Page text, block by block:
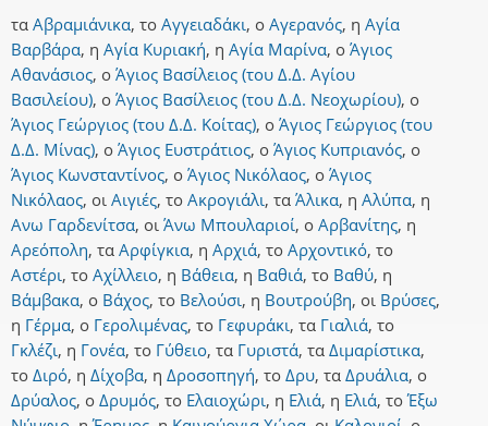
τα Αβραμιάνικα, το Αγγειαδάκι, ο Αγερανός, η Αγία
Βαρβάρα, η Αγία Κυριακή, η Αγία Μαρίνα, ο Άγιος
Αθανάσιος, ο Άγιος Βασίλειος (του Δ.Δ. Αγίου
Βασιλείου), ο Άγιος Βασίλειος (του Δ.Δ. Νεοχωρίου), ο
Άγιος Γεώργιος (του Δ.Δ. Κοίτας), ο Άγιος Γεώργιος (του
Δ.Δ. Μίνας), ο Άγιος Ευστράτιος, ο Άγιος Κυπριανός, ο
Άγιος Κωνσταντίνος, ο Άγιος Νικόλαος, ο Άγιος
Νικόλαος, οι Αιγιές, το Ακρογιάλι, τα Άλικα, η Αλύπα, η
Ανω Γαρδενίτσα, οι Άνω Μπουλαριοί, ο Αρβανίτης, η
Αρεόπολη, τα Αρφίγκια, η Αρχιά, το Αρχοντικό, το
Αστέρι, το Αχίλλειο, η Βάθεια, η Βαθιά, το Βαθύ, η
Βάμβακα, ο Βάχος, το Βελούσι, η Βουτρούβη, οι Βρύσες,
η Γέρμα, ο Γερολιμένας, το Γεφυράκι, τα Γιαλιά, το
Γκλέζι, η Γονέα, το Γύθειο, τα Γυριστά, τα Διμαρίστικα,
το Διρό, η Δίχοβα, η Δροσοπηγή, το Δρυ, τα Δρυάλια, ο
Δρύαλος, ο Δρυμός, το Ελαιοχώρι, η Ελιά, η Ελιά, το Έξω